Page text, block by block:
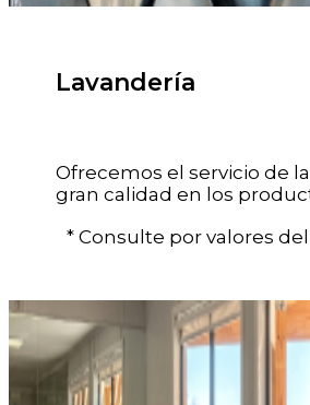
Lavandería
Ofrecemos el servicio de
gran calidad en los
* Consulte por valores